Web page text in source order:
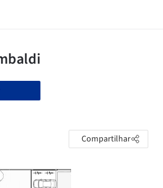
Compartilhar